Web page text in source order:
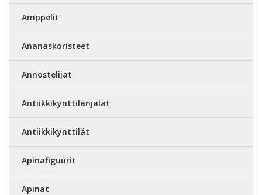
Amppelit
Ananaskoristeet
Annostelijat
Antiikkikynttilänjalat
Antiikkikynttilät
Apinafiguurit
Apinat